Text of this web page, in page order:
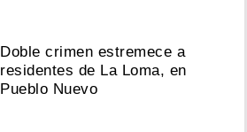
Doble crimen estremece a
residentes de La Loma, en
Pueblo Nuevo